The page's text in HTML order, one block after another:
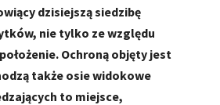
dzisiejszą siedzibę
nie tylko ze względu
Ochroną objęty jest
także osie widokowe
to miejsce,